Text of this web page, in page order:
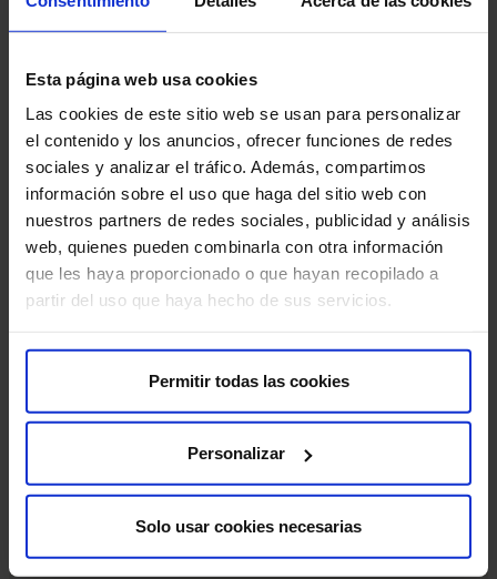
Esta página web usa cookies
Las cookies de este sitio web se usan para personalizar
el contenido y los anuncios, ofrecer funciones de redes
sociales y analizar el tráfico. Además, compartimos
información sobre el uso que haga del sitio web con
nuestros partners de redes sociales, publicidad y análisis
web, quienes pueden combinarla con otra información
que les haya proporcionado o que hayan recopilado a
partir del uso que haya hecho de sus servicios.
Permitir todas las cookies
Personalizar
Solo usar cookies necesarias
Ejercicio y actividad física segura en el
primer trimestre de embarazo
Mantener una rutina de ejercicio durante el primer
trimestre del embarazo ofrece múltiples beneficios tanto
para la salu…